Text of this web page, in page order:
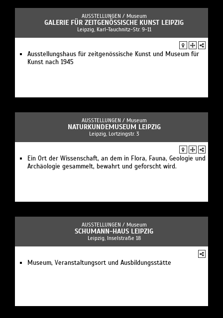
AUSSTELLUNGEN / Museum
GALERIE FÜR ZEITGENÖSSISCHE KUNST LEIPZIG
Leipzig, Karl-Tauchnitz-Str. 9-11
Ausstellungshaus für zeitgenössische Kunst und Museum für
Kunst nach 1945
AUSSTELLUNGEN / Museum
NATURKUNDEMUSEUM LEIPZIG
Leipzig, Lortzingstr. 3
Ein Ort der Wissenschaft, an dem in Flora, Fauna, Geologie und
Archäologie gesammelt, bewahrt und geforscht wird.
AUSSTELLUNGEN / Museum
SCHUMANN-HAUS LEIPZIG
Leipzig, Inselstraße 18
Museum, Veranstaltungsort und Ausbildungsstätte